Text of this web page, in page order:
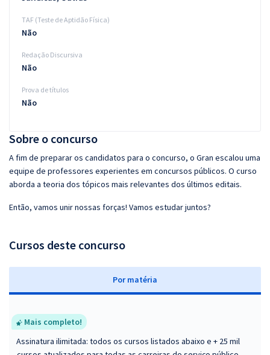
Sobre o concurso
A fim de preparar os candidatos para o concurso, o Gran escalou uma
equipe de professores experientes em concursos públicos. O curso
aborda a teoria dos tópicos mais relevantes dos últimos editais.
Então, vamos unir nossas forças! Vamos estudar juntos?
Cursos deste concurso
Por matéria
Mais completo!
Assinatura ilimitada: todos os cursos listados abaixo e + 25 mil
TAF (Teste de Aptidão Física)
Não
Redação Discursiva
Não
Prova de títulos
Não